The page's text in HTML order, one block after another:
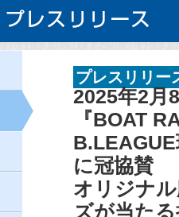
プレスリリー
2025年2月
『BOAT
に冠協賛
オリジナ
ズが当た